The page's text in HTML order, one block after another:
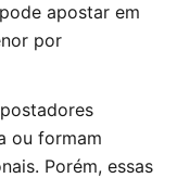
apostar em
por
ou formam
Porém, essas